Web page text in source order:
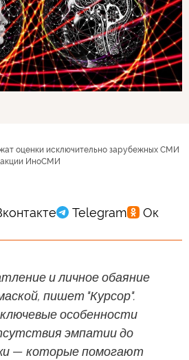
оценки исключительно зарубежных СМИ
ИноСМИ
и личное обаяние
пишет "Курсор".
особенности
эмпатии до
— которые помогают